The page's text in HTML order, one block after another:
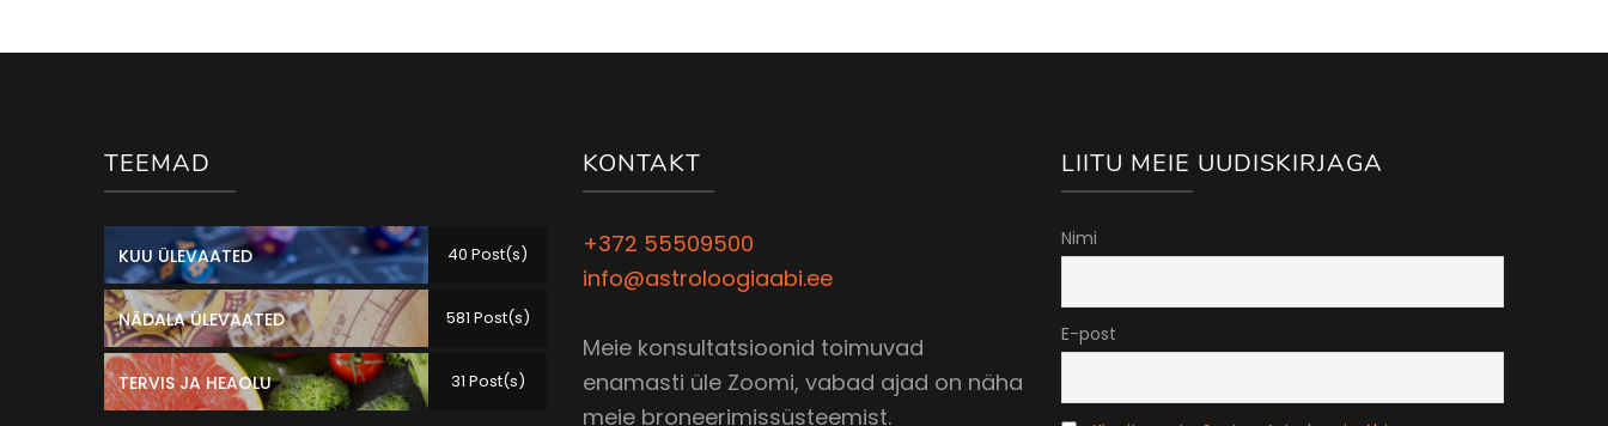
TEEMAD
KUU ÜLEVAATED 40 Post(s)
NÄDALA ÜLEVAATED 581 Post(s)
TERVIS JA HEAOLU 31 Post(s)
KONTAKT
+372 55509500
info@astroloogiaabi.ee
Meie konsultatsioonid toimuvad
enamasti üle Zoomi, vabad ajad on näha
meie broneerimissüsteemist.
LIITU MEIE UUDISKIRJAGA
Nimi
E-post